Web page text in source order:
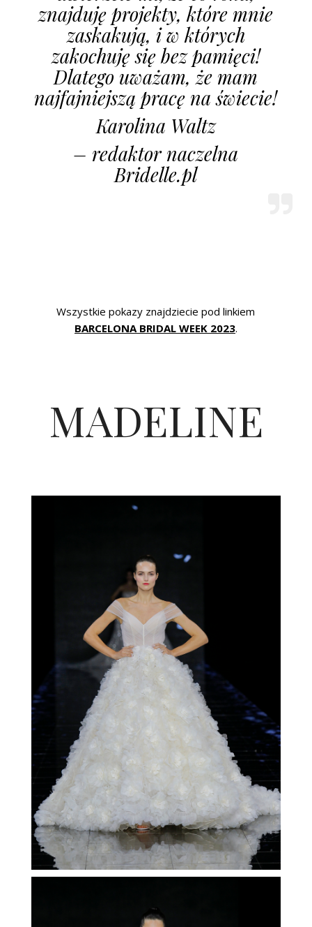
znajduję projekty, które mnie
zaskakują, i w których
zakochuję się bez pamięci!
Dlatego uważam, że mam
najfajniejszą pracę na świecie!
Karolina Waltz
– redaktor naczelna
Bridelle.pl
Wszystkie pokazy znajdziecie pod linkiem
BARCELONA BRIDAL WEEK 2023.
MADELINE